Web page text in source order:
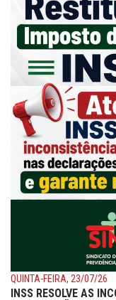
QUINTA-FEIRA, 23/07/26
INSS RESOLVE AS